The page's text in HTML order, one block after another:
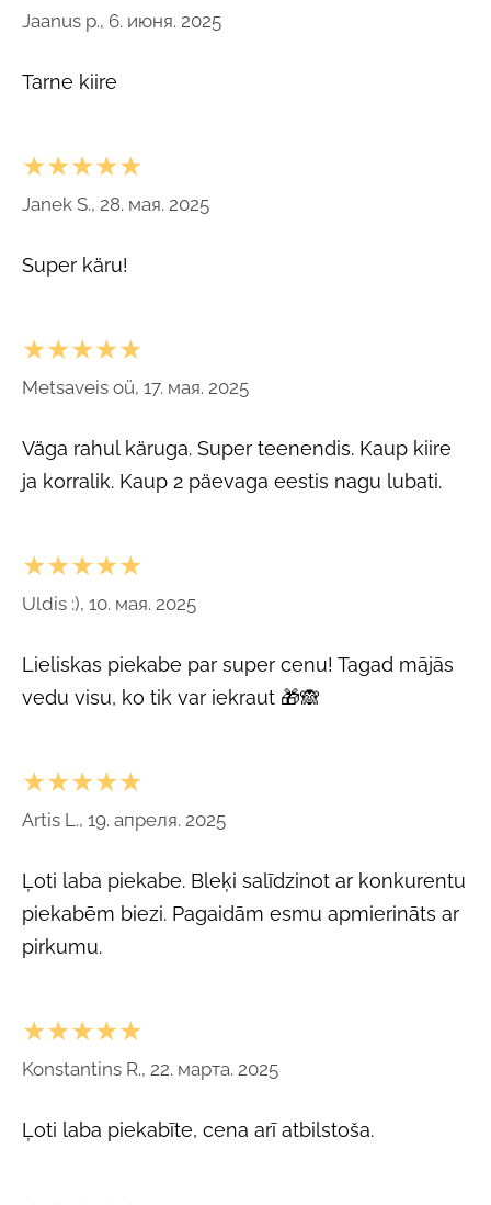
Jaanus p., 6. июня. 2025
Tarne kiire
★★★★★
Janek S., 28. мая. 2025
Super käru!
★★★★★
Metsaveis oü, 17. мая. 2025
Väga rahul käruga. Super teenendis. Kaup kiire
ja korralik. Kaup 2 päevaga eestis nagu lubati.
★★★★★
Uldis :), 10. мая. 2025
Lieliskas piekabe par super cenu! Tagad mājās
vedu visu, ko tik var iekraut 🎁🙈
★★★★★
Artis L., 19. апреля. 2025
Ļoti laba piekabe. Bleķi salīdzinot ar konkurentu
piekabēm biezi. Pagaidām esmu apmierināts ar
pirkumu.
★★★★★
Konstantins R., 22. марта. 2025
Ļoti laba piekabīte, cena arī atbilstoša.